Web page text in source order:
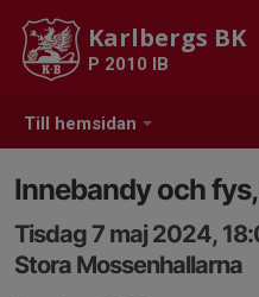
Till hemsidan
Karlbergs BK
P 2010 IB
Innebandy och
Tisdag 7 maj 2024,
Stora Mossenhallarna